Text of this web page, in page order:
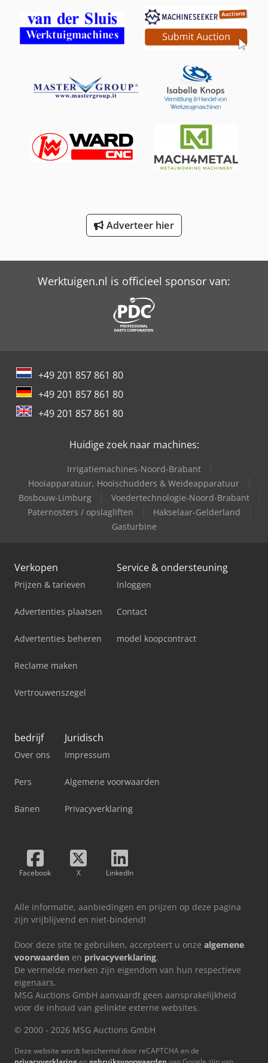
Schaffer 4580 T
Schaffer 6370 T
Schaffer 6680 T
Schaffer 8610 T
Adverteer hier
Werktuigen.nl is officieel sponsor van:
+49 201 857 861 80
+49 201 857 861 80
+49 201 857 861 80
Huidige zoek naar machines:
Irrigatiemachines-Noord-Brabant
Hooiapparatuur, Hooischudders & Weideapparatuur
Bosbouw-Limburg
Voedertechnologie-Noord-Brabant
Paternosters / opslagliften
Hakselaar-Gelderland
Gasturbine
Verkopen
Prijzen & tarieven
Advertenties plaatsen
Advertenties beheren
Reclame maken
Vertrouwenszegel
Service & ondersteuning
Inloggen
Contact
model koopcontract
bedrijf
Over ons
Pers
Banen
Juridisch
Impressum
Algemene voorwaarden
Privacyverklaring
Facebook X LinkedIn
Alle informatie, aanbiedingen en prijzen op deze pagina
zijn vrijblijvend en niet-bindend!
Door deze site te gebruiken, accepteert u onze algemene
voorwaarden en privacyverklaring.
De vermelde merken zijn eigendom van hun respectieve
eigenaars.
MSG Auctions GmbH aanvaardt geen aansprakelijkheid
voor de inhoud van gelinkte externe websites.
© 2000 - 2026 MSG Auctions GmbH
Deze website wordt beschermd door reCAPTCHA en de